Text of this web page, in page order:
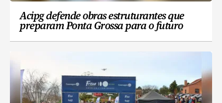
Acipg defende obras estruturantes que
preparam Ponta Grossa para o futuro